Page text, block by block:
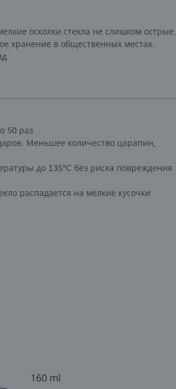
осколки стекла не слишком острые.
хранение в общественных местах.
50 раз
Меньшее количество царапин,
до 135°C без риска повреждения
распадается на мелкие кусочки